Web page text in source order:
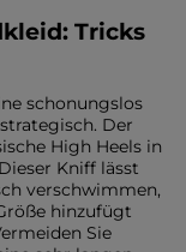
Tricks
schonungslos
Der
High Heels in
Kniff lässt
verschwimmen,
hinzufügt
Sie